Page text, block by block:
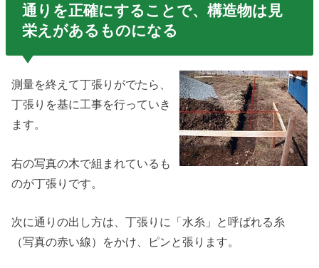
通りを正確にすることで、構造物は見
栄えがあるものになる
測量を終えて丁張りがでたら、
丁張りを基に工事を行っていき
ます。
右の写真の木で組まれているも
のが丁張りです。
次に通りの出し方は、丁張りに「水糸」と呼ばれる糸
（写真の赤い線）をかけ、ピンと張ります。